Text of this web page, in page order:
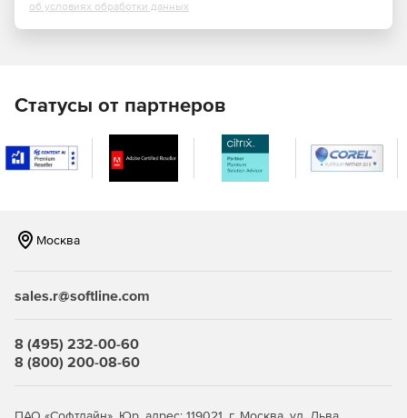
Фильтрация контента.
Профили защиты:
Межсетевых экранов типа «А» 4-ого класса
(ИТ.МЭ.А4.ПЗ).
Кому подходит межсетевой экран ИКС ФСТЭК?
класса защищенности включительно.
об условиях обработки данных
Статусы от партнеров
Москва
sales.r@softline.com
8 (495) 232-00-60
8 (800) 200-08-60